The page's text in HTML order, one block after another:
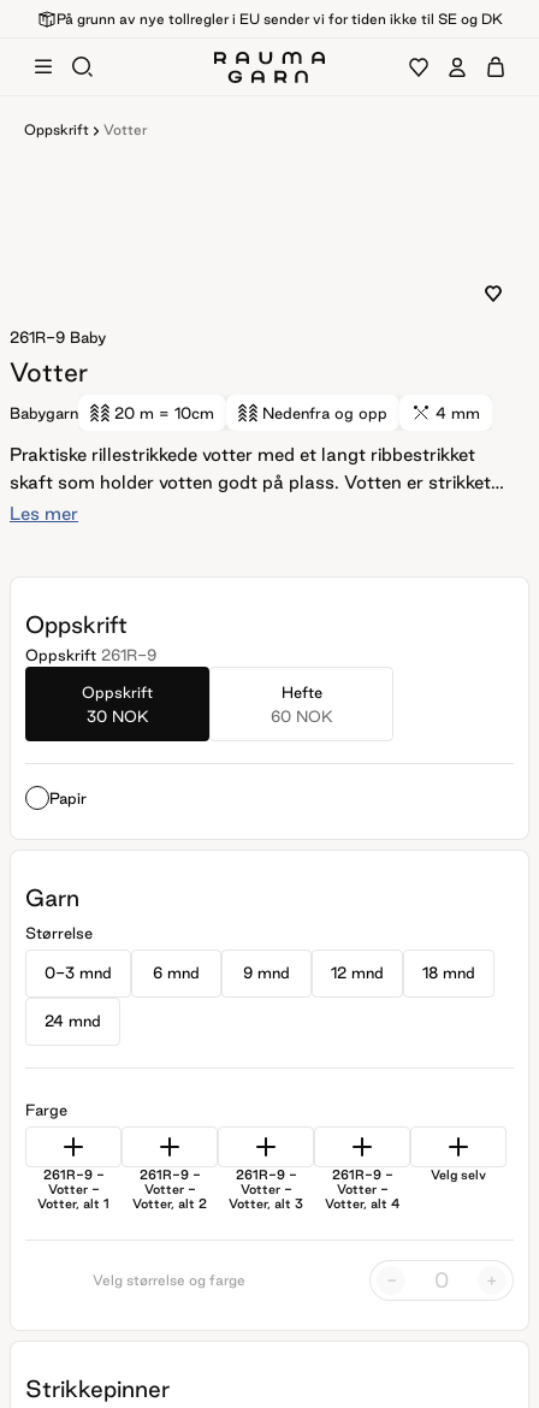
På grunn av nye tollregler i EU sender vi for tiden ikke til SE og DK
Oppskrift Votter
261R-9 Baby
Votter
Babygarn 20 m = 10cm Nedenfra og opp 4 mm
Praktiske rillestrikkede votter med et langt ribbestrikket
skaft som holder votten godt på plass. Votten er strikket
frem og tilbake og sydd sammen til slutt - for deg som ikke
Les mer
Oppskrift
Oppskrift 261R-9
Oppskrift
30 NOK
Hefte
60 NOK
Papir
Garn
Størrelse
0-3 mnd 6 mnd 9 mnd 12 mnd 18 mnd
24 mnd
Farge
261R-9 -
Votter -
Votter, alt 1
261R-9 -
Votter -
Votter, alt 2
261R-9 -
Votter -
Votter, alt 3
261R-9 -
Votter -
Votter, alt 4
Velg selv
Velg størrelse og farge - +
Strikkepinner